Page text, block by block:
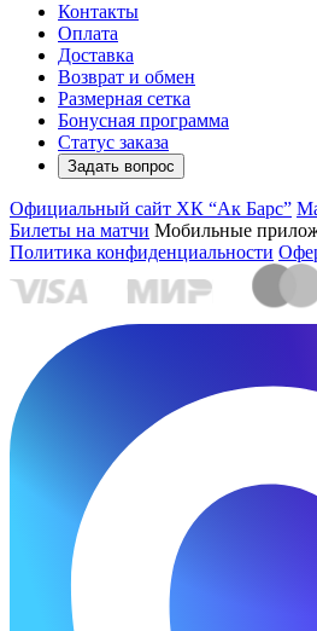
Контакты
Оплата
Доставка
Возврат и обмен
Размерная сетка
Бонусная программа
Статус заказа
Задать вопрос
Официальный сайт ХК “Ак Барс”
Билеты на матчи Мобильные
Политика конфиденциальности